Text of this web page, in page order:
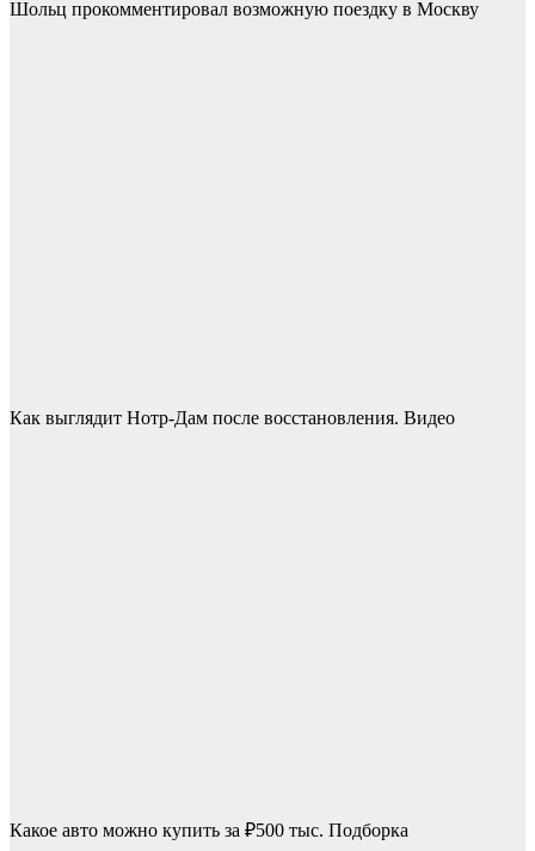
Шольц прокомментировал возможную поездку в Москву
Как выглядит Нотр-Дам после восстановления. Видео
Какое авто можно купить за ₽500 тыс. Подборка